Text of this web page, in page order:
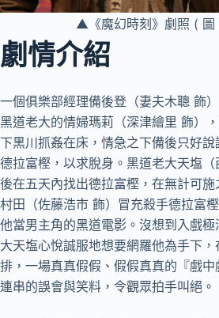
▲《魔幻時刻》劇照 ( 圖
劇情介紹
一個俱樂部經理備後登（妻夫木聰 飾
黑道老大的情婦瑪莉（深津繪里 飾）
下黑川抓姦在床，情急之下備後只好
德拉富樫，以求脫身。黑道老大天塩
後在五天內找出德拉富樫，在無計可
村田（佐藤浩市 飾）冒充殺手德拉富
他當男主角的黑道電影。沒想到入戲
大天塩心悅誠服地想要網羅他為手下
排，一場真真假假、假假真真的『戲
連串的誤會與笑料，令觀眾拍手叫絕。